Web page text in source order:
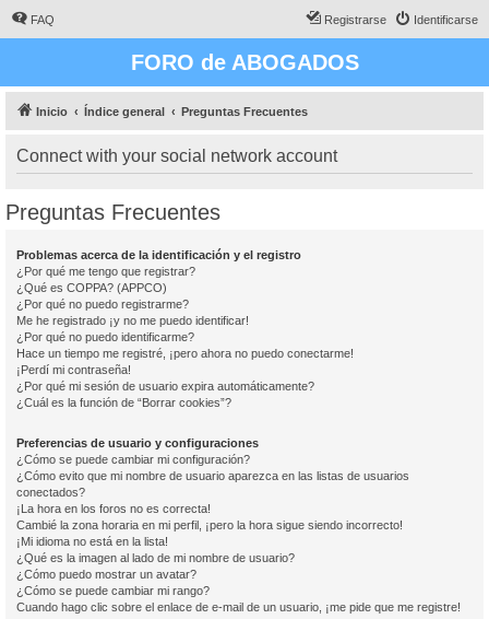
FAQ Identificarse
Registrarse
FORO de ABOGADOS
Inicio Índice general Preguntas Frecuentes
Connect with your social network account
Preguntas Frecuentes
Problemas acerca de la identificación y el registro
¿Por qué me tengo que registrar?
¿Qué es COPPA? (APPCO)
¿Por qué no puedo registrarme?
Me he registrado ¡y no me puedo identificar!
¿Por qué no puedo identificarme?
Hace un tiempo me registré, ¡pero ahora no puedo conectarme!
¡Perdí mi contraseña!
¿Por qué mi sesión de usuario expira automáticamente?
¿Cuál es la función de “Borrar cookies”?
Preferencias de usuario y configuraciones
¿Cómo se puede cambiar mi configuración?
¿Cómo evito que mi nombre de usuario aparezca en las listas de usuarios
conectados?
¡La hora en los foros no es correcta!
Cambié la zona horaria en mi perfil, ¡pero la hora sigue siendo incorrecto!
¡Mi idioma no está en la lista!
¿Qué es la imagen al lado de mi nombre de usuario?
¿Cómo puedo mostrar un avatar?
¿Cómo se puede cambiar mi rango?
Cuando hago clic sobre el enlace de e-mail de un usuario, ¡me pide que me registre!